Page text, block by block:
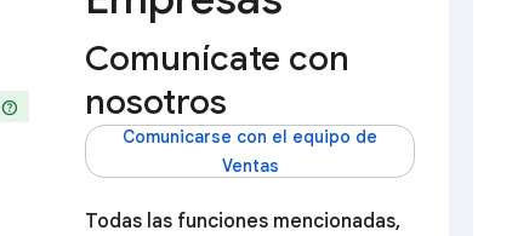
help
Comunícate con
nosotros
Comunicarse con el equipo de
Ventas
Todas las funciones mencionadas,